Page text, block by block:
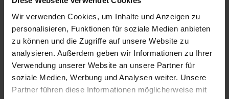
Wir verwenden Cookies, um Inhalte und Anzeigen zu
personalisieren, Funktionen für soziale Medien anbieten
zu können und die Zugriffe auf unsere Website zu
analysieren. Außerdem geben wir Informationen zu Ihrer
Verwendung unserer Website an unsere Partner für
soziale Medien, Werbung und Analysen weiter. Unsere
Partner führen diese Informationen möglicherweise mit
Nils Dunkel (SV Halle) Mehrkampf, Barren und
Pauschenpferd
Drachenboot: (3)
Beast Boat Magdeburg Drachenboot Frauen, Mixed und
Open
Para Kanu: (1)